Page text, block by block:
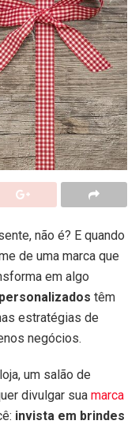
não é? E quando
de uma marca que
em algo
têm
estratégias de
negócios.
um salão de
divulgar sua marca
invista em brindes